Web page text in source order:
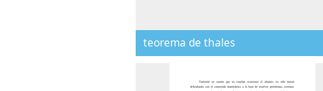
teorema de thales